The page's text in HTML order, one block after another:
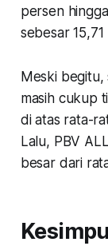
persen
sebesar
Meski begitu,
masih cukup
di atas rata-
Lalu, PBV
besar dari